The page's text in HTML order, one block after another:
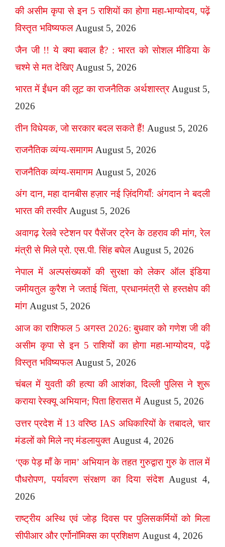
की असीम कृपा से इन 5 राशियों का होगा महा-भाग्योदय, पढ़ें
विस्तृत भविष्यफल August 5, 2026
जैन जी !! ये क्या बवाल है? : भारत को सोशल मीडिया के
चश्मे से मत देखिए August 5, 2026
भारत में ईंधन की लूट का राजनैतिक अर्थशास्त्र August 5,
2026
तीन विधेयक, जो सरकार बदल सकते हैं! August 5, 2026
राजनैतिक व्यंग्य-समागम August 5, 2026
राजनैतिक व्यंग्य-समागम August 5, 2026
अंग दान, महा दानबीस हज़ार नई ज़िंदगियाँ: अंगदान ने बदली
भारत की तस्वीर August 5, 2026
अवागढ़ रेलवे स्टेशन पर पैसेंजर ट्रेन के ठहराव की मांग, रेल
मंत्री से मिले प्रो. एस.पी. सिंह बघेल August 5, 2026
नेपाल में अल्पसंख्यकों की सुरक्षा को लेकर ऑल इंडिया
जमीयतुल कुरैश ने जताई चिंता, प्रधानमंत्री से हस्तक्षेप की
मांग August 5, 2026
आज का राशिफल 5 अगस्त 2026: बुधवार को गणेश जी की
असीम कृपा से इन 5 राशियों का होगा महा-भाग्योदय, पढ़ें
विस्तृत भविष्यफल August 5, 2026
चंबल में युवती की हत्या की आशंका, दिल्ली पुलिस ने शुरू
कराया रेस्क्यू अभियान; पिता हिरासत में August 5, 2026
उत्तर प्रदेश में 13 वरिष्ठ IAS अधिकारियों के तबादले, चार
मंडलों को मिले नए मंडलायुक्त August 4, 2026
‘एक पेड़ माँ के नाम’ अभियान के तहत गुरुद्वारा गुरु के ताल में
पौधरोपण, पर्यावरण संरक्षण का दिया संदेश August 4,
2026
राष्ट्रीय अस्थि एवं जोड़ दिवस पर पुलिसकर्मियों को मिला
सीपीआर और एर्गोनॉमिक्स का प्रशिक्षण August 4, 2026